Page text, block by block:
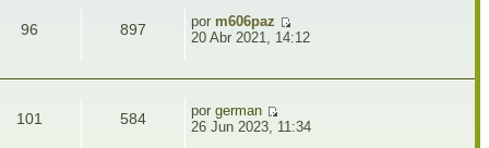
96 897 por m606paz
20 Abr 2021, 14:12
101 584 por german
26 Jun 2023, 11:34